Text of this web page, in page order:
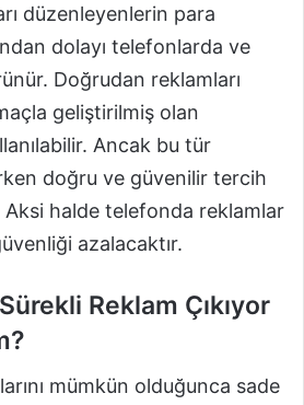
düzenleyenlerin para
dolayı telefonlarda ve
Doğrudan reklamları
geliştirilmiş olan
Ancak bu tür
doğru ve güvenilir tercih
halde telefonda reklamlar
azalacaktır.
Reklam Çıkıyor
mümkün olduğunca sade